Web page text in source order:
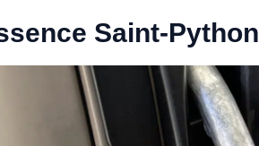
Saint-Python